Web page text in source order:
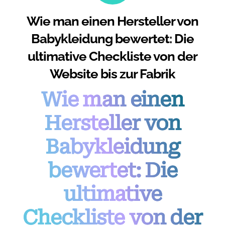
Wie man einen Hersteller von
Babykleidung bewertet: Die
ultimative Checkliste von der
Website bis zur Fabrik
Wie man einen
Hersteller von
Babykleidung
bewertet: Die
ultimative
Checkliste von der